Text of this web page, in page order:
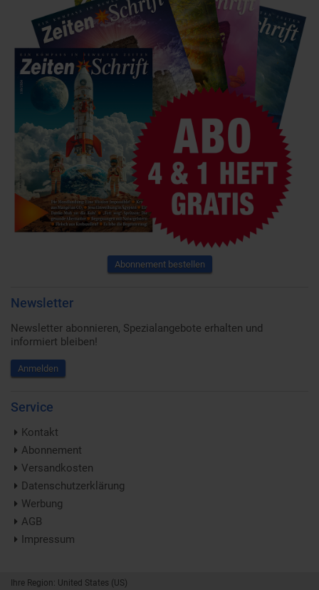
Abonnement bestellen
Newsletter
Newsletter abonnieren, Spezialangebote erhalten und
informiert bleiben!
Anmelden
Service
Kontakt
Abonnement
Versandkosten
Datenschutzerklärung
Werbung
AGB
Impressum
Ihre Region: United States (US)